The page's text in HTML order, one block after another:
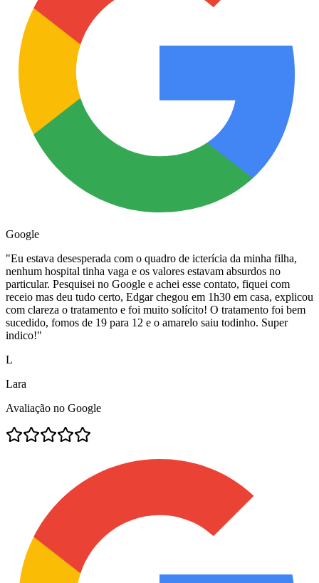
Google
"Eu estava desesperada com o quadro de icterícia da minha filha,
nenhum hospital tinha vaga e os valores estavam absurdos no
particular. Pesquisei no Google e achei esse contato, fiquei com
receio mas deu tudo certo, Edgar chegou em 1h30 em casa, explicou
com clareza o tratamento e foi muito solícito! O tratamento foi bem
sucedido, fomos de 19 para 12 e o amarelo saiu todinho. Super
indico!"
L
Lara
Avaliação no Google